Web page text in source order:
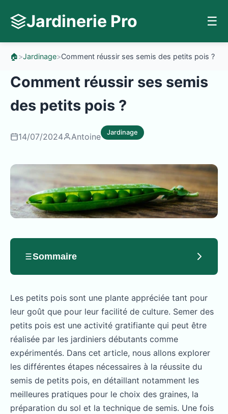
Jardinerie Pro ☰
🏠>Jardinage>Comment réussir ses semis des petits pois ?
Comment réussir ses semis
des petits pois ?
14/07/2024 Antoine Jardinage
Sommaire
Les petits pois sont une plante appréciée tant pour
leur goût que pour leur facilité de culture. Semer des
petits pois est une activité gratifiante qui peut être
réalisée par les jardiniers débutants comme
expérimentés. Dans cet article, nous allons explorer
les différentes étapes nécessaires à la réussite du
semis de petits pois, en détaillant notamment les
meilleures pratiques pour le choix des graines, la
préparation du sol et la technique de semis. Une fois